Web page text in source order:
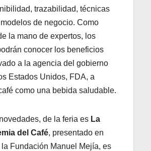
trazabilidad, técnicas
de negocio. Como
la mano de expertos, los
conocer los beneficios
a la agencia del gobierno
Estados Unidos, FDA, a
como una bebida saludable.
de la feria es La
del Café, presentado en
Fundación Manuel Mejía, es